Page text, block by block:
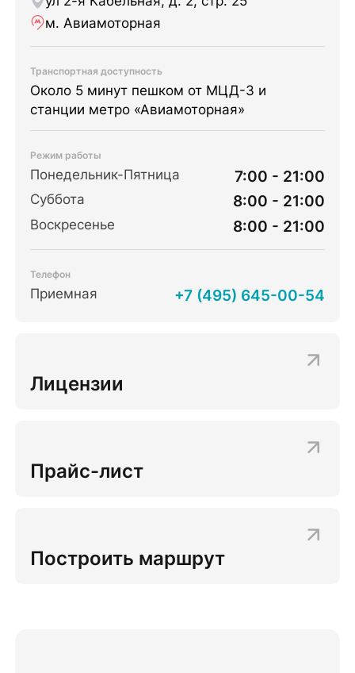
м. Авиамоторная
Транспортная доступность
Около 5 минут пешком от МЦД-3 и
станции метро «Авиамоторная»
Режим работы
Понедельник-Пятница 7:00 - 21:00
Суббота 8:00 - 21:00
Воскресенье 8:00 - 21:00
Телефон
Приемная +7 (495) 645-00-54
Лицензии
Прайс-лист
Построить маршрут